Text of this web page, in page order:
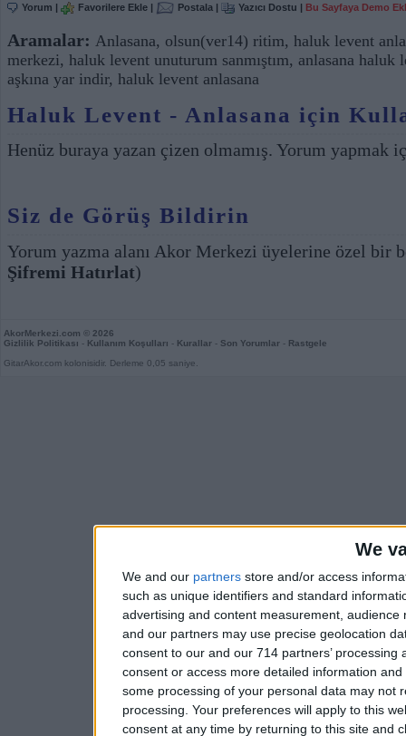
We
We and our partners store and/or access
such as unique identifiers and standard
advertising and content measurement,
and our partners may use precise geolocation
consent to our and our 714 partners’
consent or access more detailed information
some processing of your personal data may not
processing. Your preferences will apply to this
consent at any time by returning to this site and
Yorum | Favorilere Ekle | Postala | Yazıcı Dostu | Bu Sayfaya Demo
Aramalar: Anlasana, olsun(ver14) ritim, haluk levent
merkezi, haluk levent unuturum sanmıştım, anlasana haluk
aşkına yar indir, haluk levent anlasana
Haluk Levent - Anlasana için
Henüz buraya yazan çizen olmamış. Yorum yapmak
Siz de Görüş Bildirin
Yorum yazma alanı Akor Merkezi üyelerine özel bir
Şifremi Hatırlat)
AkorMerkezi.com © 2026
Gizlilik Politikası - Kullanım Koşulları - Kurallar - Son Yorumlar - Rastgele
GitarAkor.com kolonisidir. Derleme 0,05 saniye.